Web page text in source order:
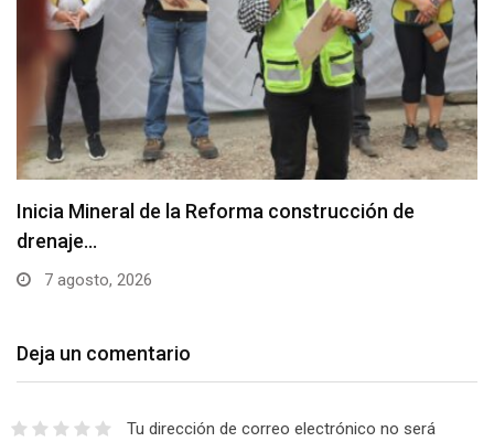
Inicia Mineral de la Reforma construcción de
drenaje…
7 agosto, 2026
Deja un comentario
Tu dirección de correo electrónico no será